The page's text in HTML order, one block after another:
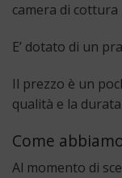
camera di
E’ dotato di un
Il prezzo è un
qualità e la
Come
Al momento di